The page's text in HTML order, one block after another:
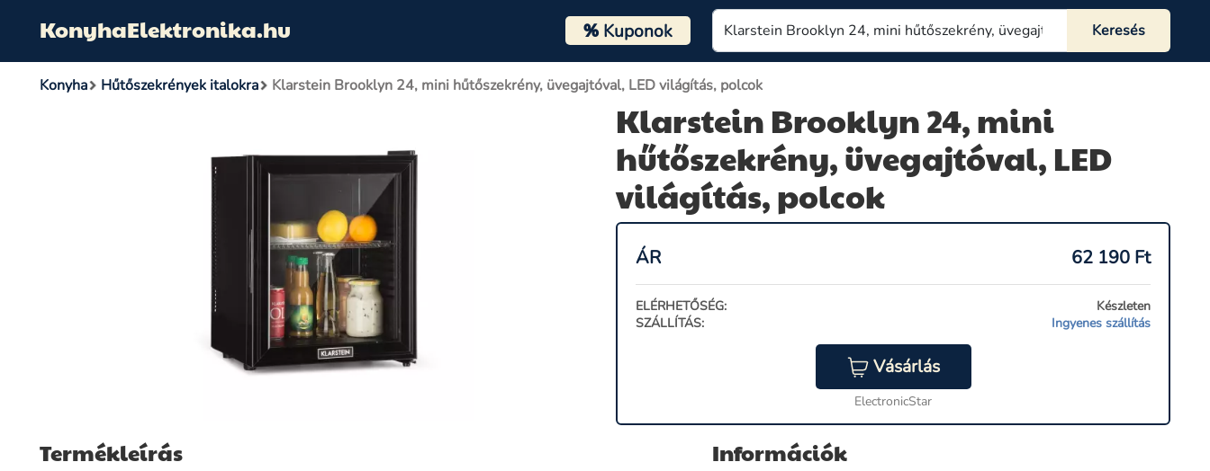
KonyhaElektronika.hu %Kuponok
Konyha Hűtőszekrények italokra Klarstein Brooklyn 24, mini hűtőszekrény, üvegajtóval, LED világítás, polcok
Klarstein Brooklyn 24, mini
hűtőszekrény, üvegajtóval, LED
világítás, polcok
ÁR 62 190 Ft
ELÉRHETŐSÉG:
Készleten
SZÁLLÍTÁS:
Ingyenes szállítás
Vásárlás
ElectronicStar
Termékleírás Információk